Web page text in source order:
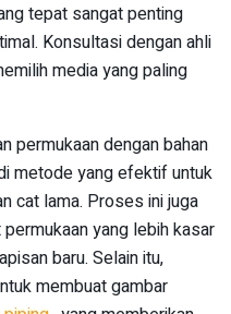
tepat sangat penting
Konsultasi dengan ahli
media yang paling
permukaan dengan bahan
metode yang efektif untuk
cat lama. Proses ini juga
yang lebih kasar
baru. Selain itu,
membuat gambar